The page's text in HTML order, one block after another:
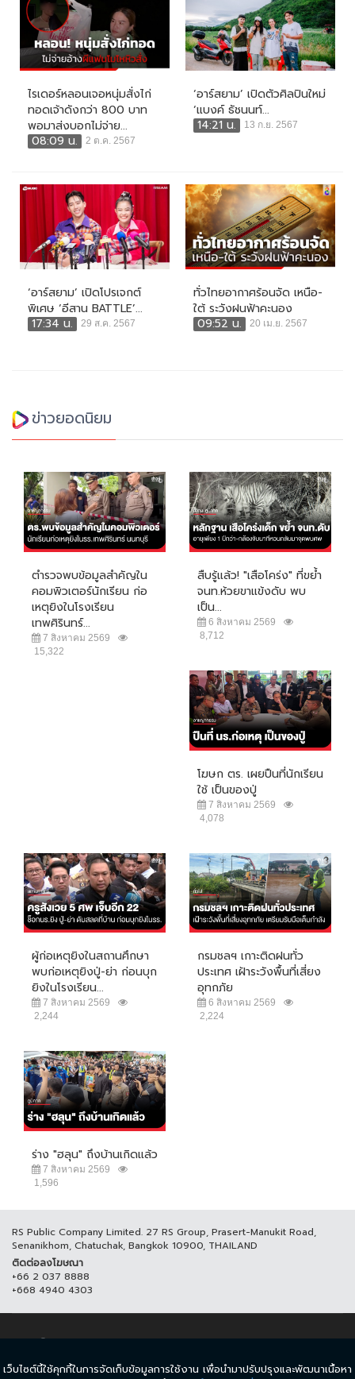
ไรเดอร์หลอนเจอหนุ่มสั่งไก่
ทอดเจ้าดังกว่า 800 บาท
พอมาส่งบอกไม่จ่าย...
08:09 น.
2 ต.ค. 2567
‘อาร์สยาม’ เปิดตัวศิลปินใหม่
‘แบงค์ ธัชนนท์...
14:21 น.
13 ก.ย. 2567
‘อาร์สยาม’ เปิดโปรเจกต์
พิเศษ ‘อีสาน BATTLE’...
17:34 น.
29 ส.ค. 2567
ทั่วไทยอากาศร้อนจัด เหนือ-
ใต้ ระวังฝนฟ้าคะนอง
09:52 น.
20 เม.ย. 2567
ข่าวยอดนิยม
ตำรวจพบข้อมูลสำคัญใน
คอมพิวเตอร์นักเรียน ก่อ
เหตุยิงในโรงเรียน
เทพศิรินทร์...
7 สิงหาคม 2569
15,322
สืบรู้แล้ว! "เสือโคร่ง" ที่ขย้ำ
จนท.ห้วยขาแข้งดับ พบ
เป็น...
6 สิงหาคม 2569
8,712
โฆษก ตร. เผยปืนที่นักเรียน
ใช้ เป็นของปู่
7 สิงหาคม 2569
4,078
ผู้ก่อเหตุยิงในสถานศึกษา
พบก่อเหตุยิงปู่-ย่า ก่อนบุก
ยิงในโรงเรียน...
7 สิงหาคม 2569
2,244
กรมชลฯ เกาะติดฝนทั่ว
ประเทศ เฝ้าระวังพื้นที่เสี่ยง
อุทกภัย
6 สิงหาคม 2569
2,224
ร่าง "ฮลุน" ถึงบ้านเกิดแล้ว
7 สิงหาคม 2569
1,596
RS Public Company Limited. 27 RS Group, Prasert-Manukit Road,
Senanikhom, Chatuchak, Bangkok 10900, THAILAND
ติดต่อลงโฆษณา
+66 2 037 8888
+668 4940 4303
© COPYRIGHT 2017 THAICH8.COM, ALL RIGHT RESERVED.
ข้อกำหนดและเงื่อนไข นโยบายความเป็นส่วนตัว
เว็บไซต์นี้ใช้คุกกี้ในการจัดเก็บข้อมูลการใช้งาน เพื่อนำมาปรับปรุงและพัฒนาเนื้อหา